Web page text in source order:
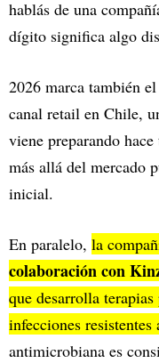
hablás de una
dígito significa algo
2026 marca también
canal retail en Chile,
viene preparando
más allá del mercado
inicial.
En paralelo, la
colaboración con
que desarrolla
infecciones
antimicrobiana es